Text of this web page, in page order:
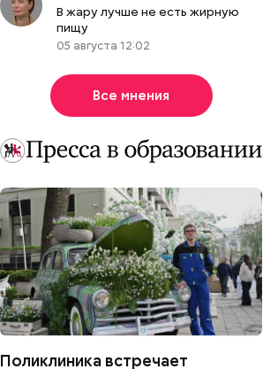
В жару лучше не есть жирную
пищу
05 августа 12:02
Все мнения
Поликлиника встречает